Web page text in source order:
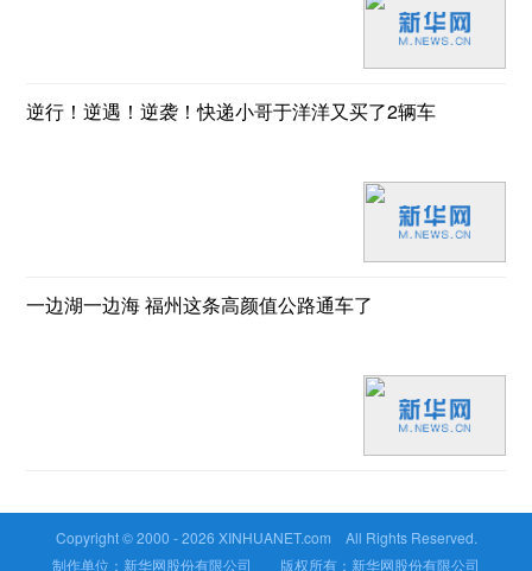
逆行！逆遇！逆袭！快递小哥于洋洋又买了2辆车
一边湖一边海 福州这条高颜值公路通车了
Copyright © 2000 -2026 XINHUANET.com All Rights Reserved.
制作单位：新华网股份有限公司 版权所有：新华网股份有限公司